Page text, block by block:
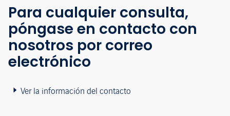
Para cualquier consulta,
póngase en contacto con
nosotros por correo
electrónico
Ver la información del contacto